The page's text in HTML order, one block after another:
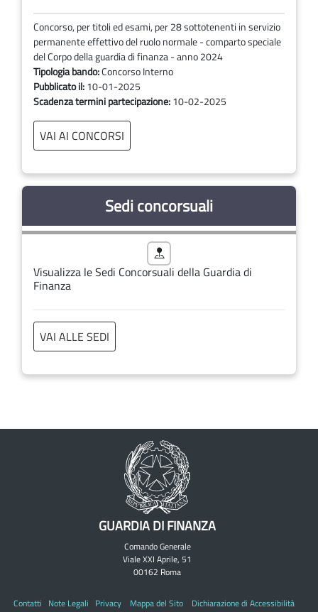
Concorso, per titoli ed esami, per 28 sottotenenti in servizio
permanente effettivo del ruolo normale - comparto speciale
del Corpo della guardia di finanza - anno 2024
Tipologia bando:Concorso Interno
Pubblicato il:10-01-2025
Scadenza termini partecipazione:10-02-2025
VAI AI CONCORSI
Sedi concorsuali
Visualizza le Sedi Concorsuali della Guardia di
Finanza
VAI ALLE SEDI
GUARDIA DI FINANZA
Comando Generale
Viale XXI Aprile, 51
00162 Roma
Contatti Note Legali Privacy Mappa del Sito Dichiarazione di Accessibilità